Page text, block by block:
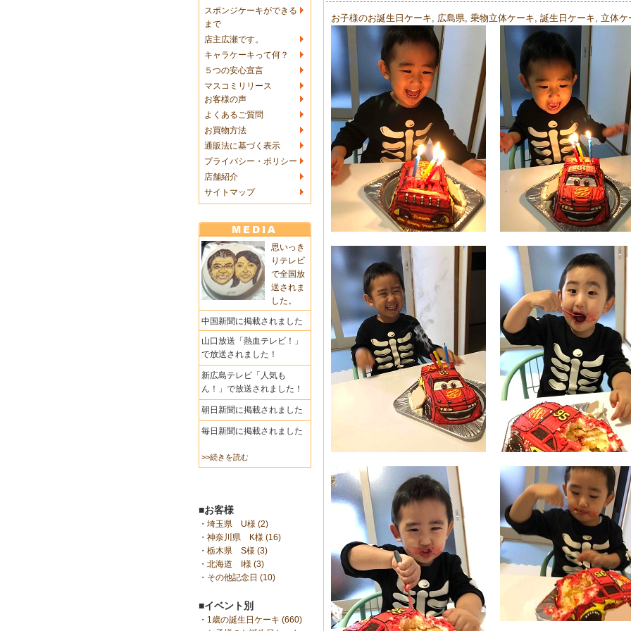
スポンジケーキができる
まで
店主広瀬です。
キャラケーキって何？
５つの安心宣言
マスコミリリース
お客様の声
よくあるご質問
お買物方法
通販法に基づく表示
プライバシー・ポリシー
店舗紹介
サイトマップ
思いっき
りテレビ
で全国放
送されま
した。
中国新聞に掲載されました
山口放送「熱血テレビ！」
で放送されました！
新広島テレビ「人気も
ん！」で放送されました！
朝日新聞に掲載されました
毎日新聞に掲載されました
>>続きを読む
■お客様
・ 埼玉県 U様 (2)
・ 神奈川県 K様 (16)
・ 栃木県 S様 (3)
・ 北海道 I様 (3)
・ その他記念日 (10)
■イベント別
・ 1歳の誕生日ケーキ (660)
お子様のお誕生日ケーキ 広島県, 乗物立体ケーキ 誕生日ケーキ 立体ケ